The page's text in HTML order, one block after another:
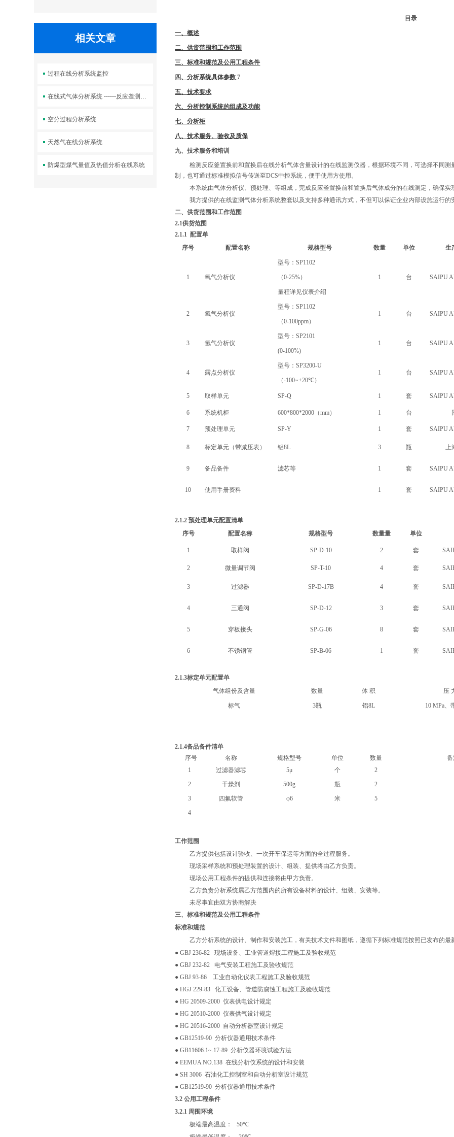
相关文章
过程在线分析系统监控
在线式气体分析系统 ------反应釜测量出口
空分过程分析系统
天然气在线分析系统
防爆型煤气量值及热值分析在线系统
目录
一、概述
二、供货范围和工作范围
三、标准和规范及公用工程条件
四、分析系统具体参数 7
五、技术要求
六、分析控制系统的组成及功能
七、分析柜
八、技术服务、验收及质保
九、技术服务和培训
检测反应釜置换前和置换后在线分析气体含量设计的在线监测仪器，根据环境不同，可选择不同
制，也可通过标准模拟信号传送至DCS中控系统，便于使用方使用。
本系统由气体分析仪、预处理、等组成，完成反应釜置换前和置换后气体成分的在线测定，确保实
我方提供的在线监测气体分析系统整套以及支持多种通讯方式，不但可以保证企业内部设施运行
二、供货范围和工作范围
2.1供货范围
2.1.1 配置单
序号
配置名称 规格型号 数量 单位 生
1 氧气分析仪
型号：SP1102
（0-25%）
量程详见仪表介绍
1 台 SAIPU
2 氧气分析仪
型号：SP1102
（0-100ppm）
1 台 SAIPU
3 氢气分析仪
型号：SP2101
(0-100%)
1 台 SAIPU
4 露点分析仪
型号：SP3200-U
（-100~+20℃）
1 台 SAIPU
5 取样单元 SP-Q 1 套 SAIPU
6 系统机柜 600*800*2000（mm） 1 台
7 预处理单元 SP-Y 1 套 SAIPU
8 标定单元（带减压表） 铝8L 3 瓶 上
9 备品备件 滤芯等 1 套 SAIPU
10 使用手册资料 1 套 SAIPU
2.1.2 预处理单元配置清单
序号
配置名称 规格型号 数量量 单位
1 取样阀 SP-D-10 2 套
2 微量调节阀 SP-T-10 4 套
3 过滤器 SP-D-17B 4 套
4 三通阀 SP-D-12 3 套
5 穿板接头 SP-G-06 8 套
6 不锈钢管 SP-B-06 1 套
2.1.3标定单元配置单
气体组份及含量
数量 体 积 压
标气 3瓶 铝8L 10 MPa、
2.1.4备品备件清单
序号
名称 规格型号 单位 数量
备
1
过滤器滤芯 5μ 个
2
2
干燥剂 500g 瓶
2
3
四氟软管 φ6 米
5
4
工作范围
乙方提供包括设计验收、一次开车保运等方面的全过程服务。
现场采样系统和预处理装置的设计、组装、提供将由乙方负责。
现场公用工程条件的提供和连接将由甲方负责。
乙方负责分析系统属乙方范围内的所有设备材料的设计、组装、安装等。
未尽事宜由双方协商解决
三、标准和规范及公用工程条件
标准和规范
乙方分析系统的设计、制作和安装施工，有关技术文件和图纸，遵循下列标准规范按照已发布的最
● GBJ 236-82 现场设备、工业管道焊接工程施工及验收规范
● GBJ 232-82 电气安装工程施工及验收规范
● GBJ 93-86 工业自动化仪表工程施工及验收规范
● HGJ 229-83 化工设备、管道防腐蚀工程施工及验收规范
● HG 20509-2000 仪表供电设计规定
● HG 20510-2000 仪表供气设计规定
● HG 20516-2000 自动分析器室设计规定
● GB12519-90 分析仪器通用技术条件
● GB11606.1~.17-89 分析仪器环境试验方法
● EEMUA NO.138 在线分析仪系统的设计和安装
● SH 3006 石油化工控制室和自动分析室设计规范
● GB12519-90 分析仪器通用技术条件
3.2 公用工程条件
3.2.1 周围环境
极端最高温度：
50℃